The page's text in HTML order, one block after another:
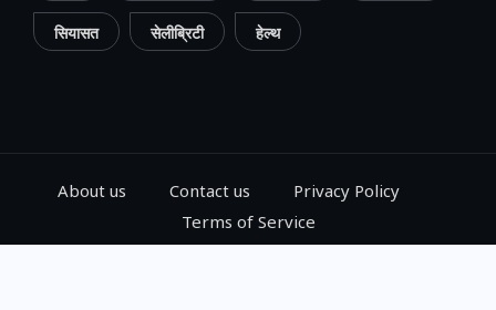
सियासत सेलीब्रिटी हेल्थ
About us Contact us
Privacy Policy
Terms of Service